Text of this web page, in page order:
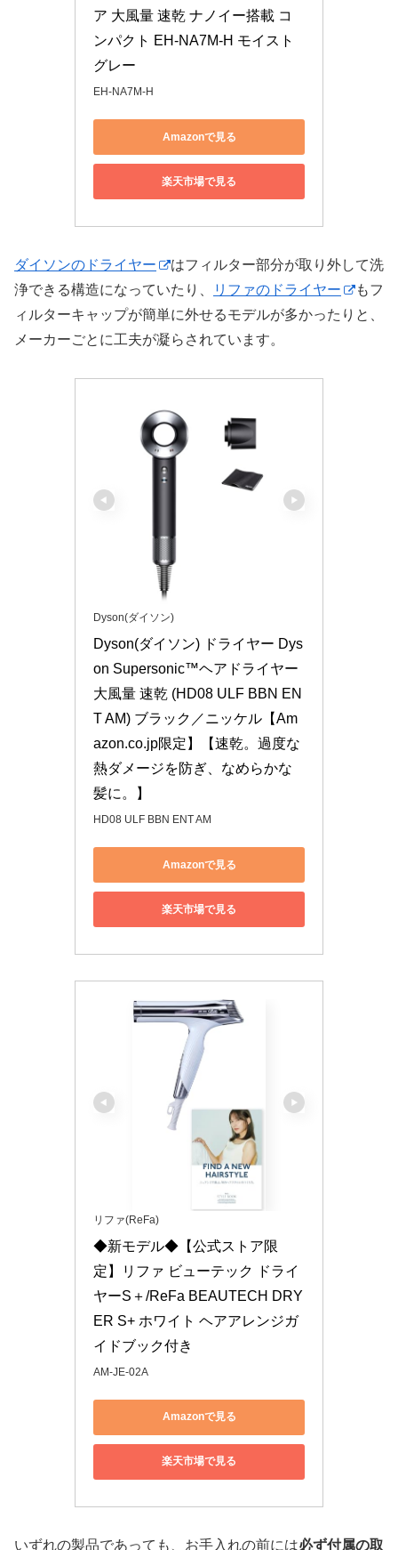
ア 大風量 速乾 ナノイー搭載 コ
ンパクト EH-NA7M-H モイスト
グレー
EH-NA7M-H
Amazonで見る
楽天市場で見る
ダイソンのドライヤー
はフィルター部分が取り外して洗
浄できる構造になっていたり、
リファのドライヤー
もフ
ィルターキャップが簡単に外せるモデルが多かったりと、
メーカーごとに工夫が凝らされています。
Dyson(ダイソン)
Dyson(ダイソン) ドライヤー Dys
on Supersonic™ヘアドライヤー
大風量 速乾 (HD08 ULF BBN EN
T AM) ブラック／ニッケル【Am
azon.co.jp限定】【速乾。過度な
熱ダメージを防ぎ、なめらかな
髪に。】
HD08 ULF BBN ENT AM
Amazonで見る
楽天市場で見る
リファ(ReFa)
◆新モデル◆【公式ストア限
定】リファ ビューテック ドライ
ヤーS＋/ReFa BEAUTECH DRY
ER S+ ホワイト ヘアアレンジガ
イドブック付き
AM-JE-02A
Amazonで見る
楽天市場で見る
いずれの製品であっても、お手入れの前には必ず付属の取